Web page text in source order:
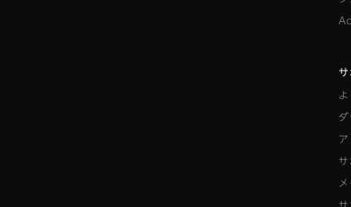
サ